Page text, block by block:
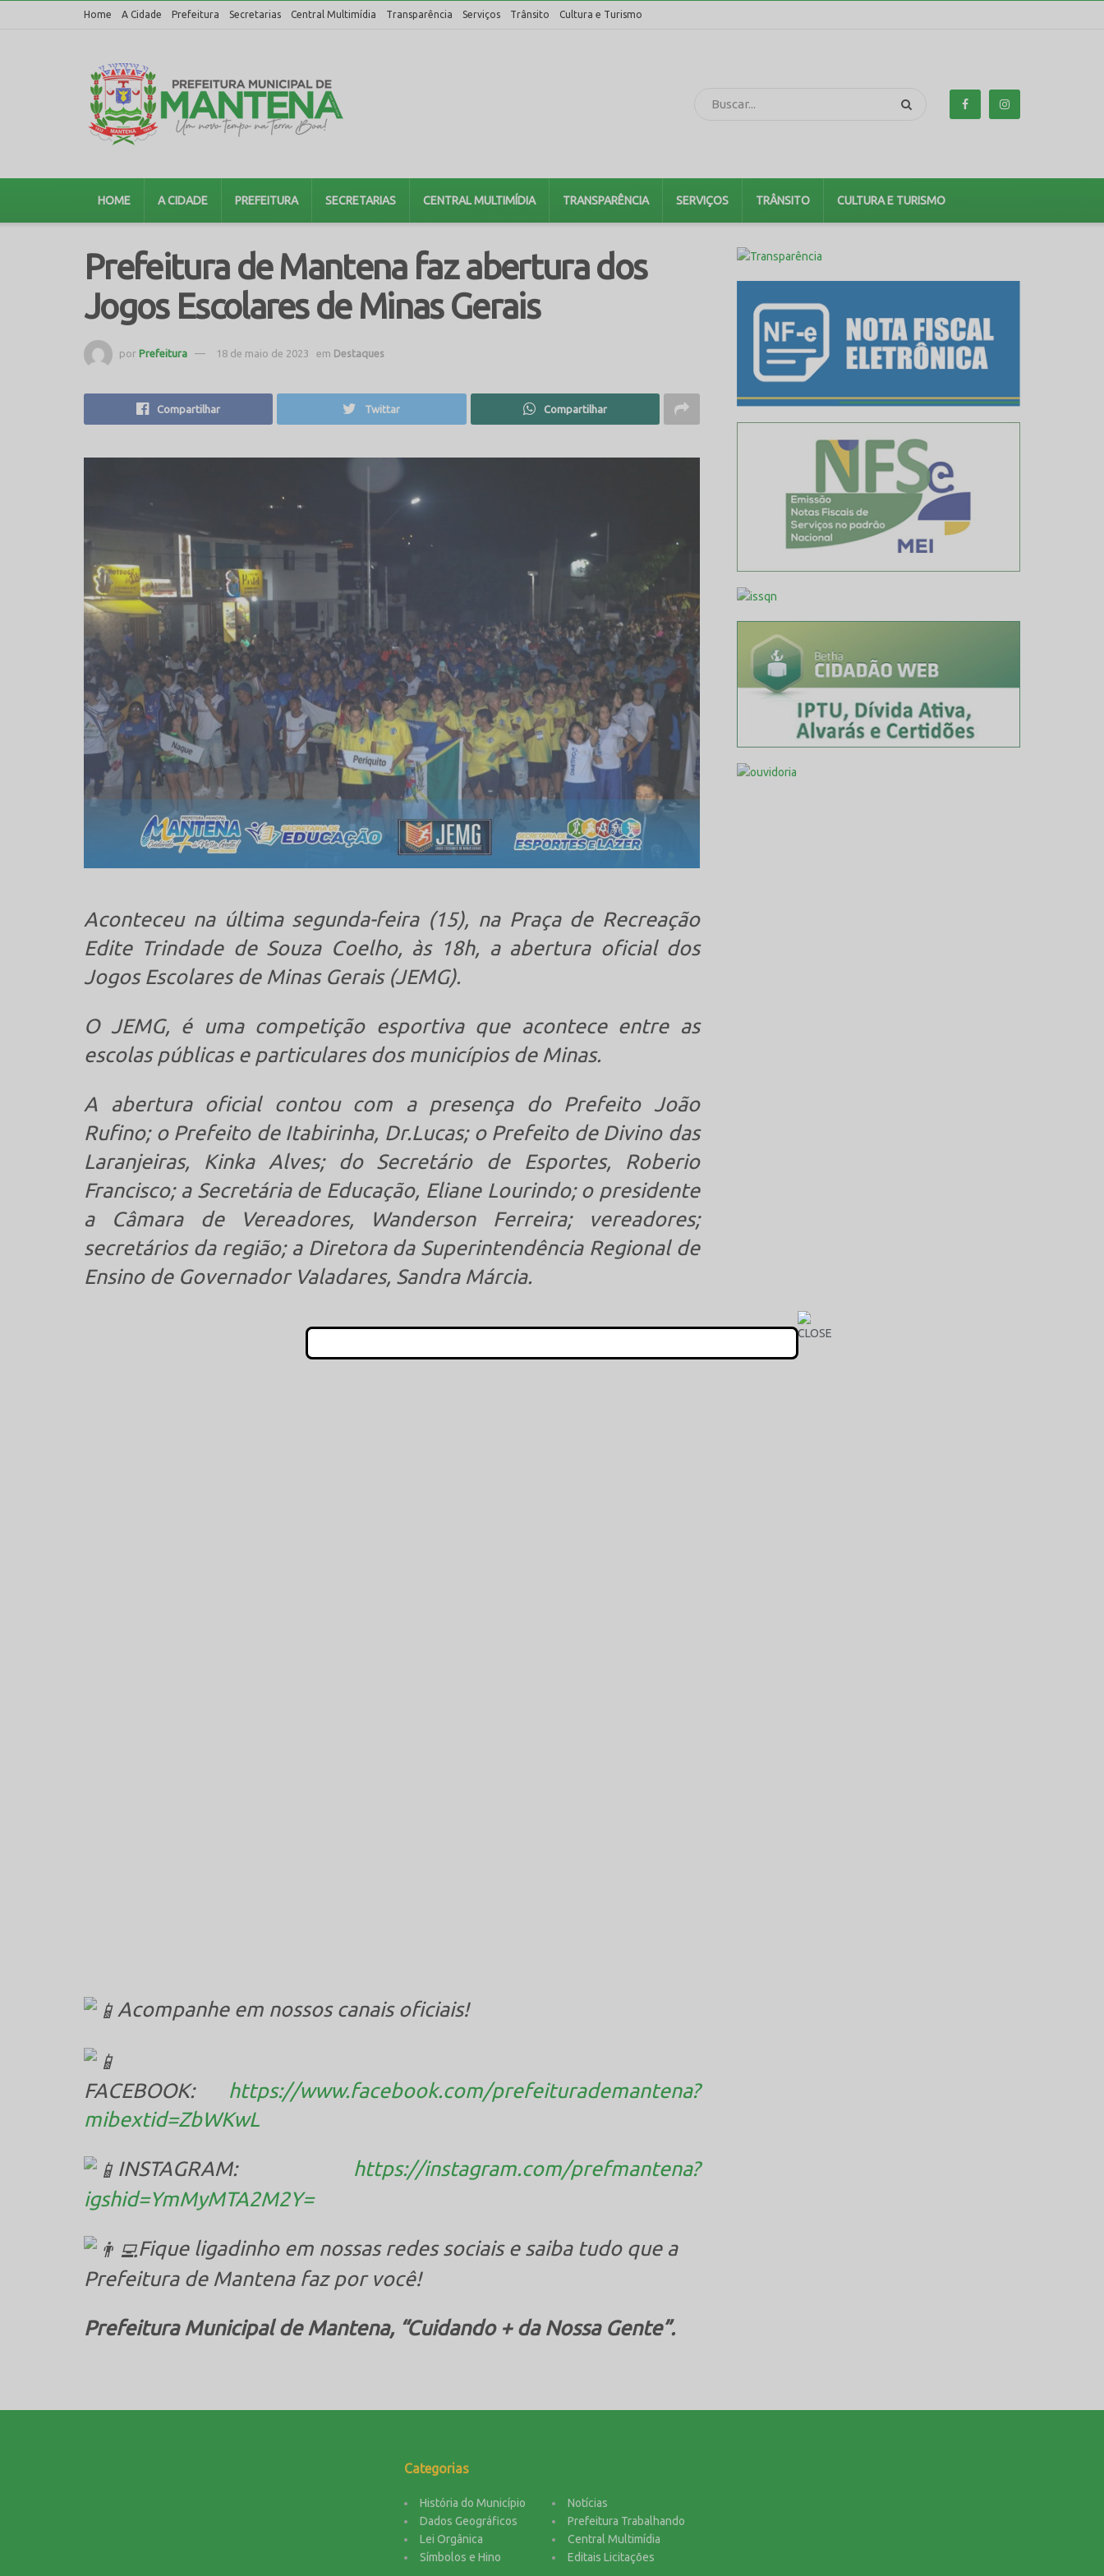
Home A Cidade Prefeitura Secretarias Central Multimídia Transparência Serviços Trânsito Cultura e Turismo
HOME A CIDADE PREFEITURA SECRETARIAS CENTRAL MULTIMÍDIA TRANSPARÊNCIA SERVIÇOS TRÂNSITO CULTURA E TURISMO
Prefeitura de Mantena faz abertura dos
Jogos Escolares de Minas Gerais
por Prefeitura 18 de maio de 2023 em Destaques
Compartilhar Twittar Compartilhar
Aconteceu na última segunda-feira (15), na Praça de Recreação
Edite Trindade de Souza Coelho, às 18h, a abertura oficial dos
Jogos Escolares de Minas Gerais (JEMG).
O JEMG, é uma competição esportiva que acontece entre as
escolas públicas e particulares dos municípios de Minas.
A abertura oficial contou com a presença do Prefeito João
Rufino; o Prefeito de Itabirinha, Dr.Lucas; o Prefeito de Divino das
Laranjeiras, Kinka Alves; do Secretário de Esportes, Roberio
Francisco; a Secretária de Educação, Eliane Lourindo; o presidente
a Câmara de Vereadores, Wanderson Ferreira; vereadores;
secretários da região; a Diretora da Superintendência Regional de
Ensino de Governador Valadares, Sandra Márcia.
Acompanhe em nossos canais oficiais!
FACEBOOK: https://www.facebook.com/prefeiturademantena?
mibextid=ZbWKwL
INSTAGRAM: https://instagram.com/prefmantena?
igshid=YmMyMTA2M2Y=
Fique ligadinho em nossas redes sociais e saiba tudo que a
Prefeitura de Mantena faz por você!
Prefeitura Municipal de Mantena, “Cuidando + da Nossa Gente”.
Categorias
História do Município
Dados Geográficos
Lei Orgânica
Símbolos e Hino
Notícias
Prefeitura Trabalhando
Central Multimídia
Editais Licitações